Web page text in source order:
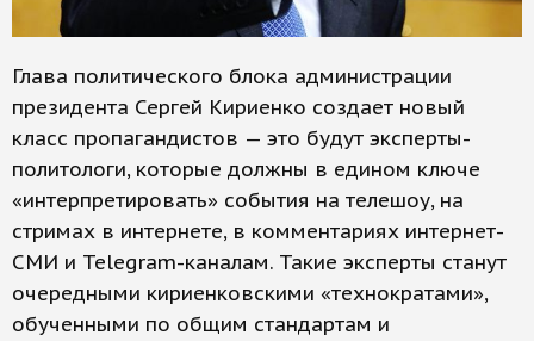
Глава политического блока администрации
президента Сергей Кириенко создает новый
класс пропагандистов — это будут эксперты-
политологи, которые должны в едином ключе
«интерпретировать» события на телешоу, на
стримах в интернете, в комментариях интернет-
СМИ и Telegram-каналам. Такие эксперты станут
очередными кириенковскими «технократами»,
обученными по общим стандартам и